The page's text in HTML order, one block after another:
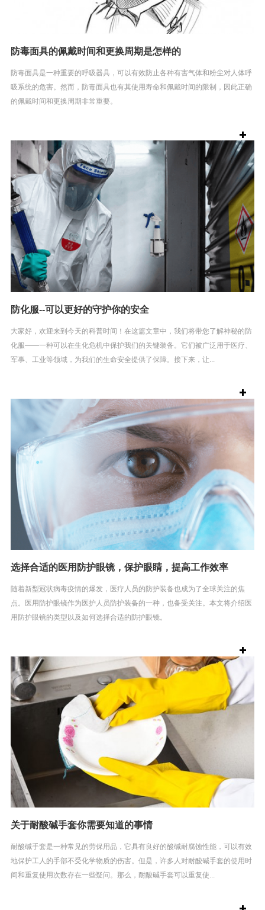
防毒面具的佩戴时间和更换周期是怎样的
防毒面具是一种重要的呼吸器具，可以有效防止各种有害气体和粉尘对人体呼
吸系统的危害。然而，防毒面具也有其使用寿命和佩戴时间的限制，因此正确
的佩戴时间和更换周期非常重要。
防化服--可以更好的守护你的安全
大家好，欢迎来到今天的科普时间！在这篇文章中，我们将带您了解神秘的防
化服——一种可以在生化危机中保护我们的关键装备。它们被广泛用于医疗、
军事、工业等领域，为我们的生命安全提供了保障。接下来，让...
选择合适的医用防护眼镜，保护眼睛，提高工作效率
随着新型冠状病毒疫情的爆发，医疗人员的防护装备也成为了全球关注的焦
点。医用防护眼镜作为医护人员防护装备的一种，也备受关注。本文将介绍医
用防护眼镜的类型以及如何选择合适的防护眼镜。
关于耐酸碱手套你需要知道的事情
耐酸碱手套是一种常见的劳保用品，它具有良好的酸碱耐腐蚀性能，可以有效
地保护工人的手部不受化学物质的伤害。但是，许多人对耐酸碱手套的使用时
间和重复使用次数存在一些疑问。那么，耐酸碱手套可以重复使...